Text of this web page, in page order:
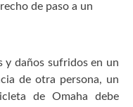
de paso a un
y daños sufridos en un
de otra persona, un
de Omaha debe